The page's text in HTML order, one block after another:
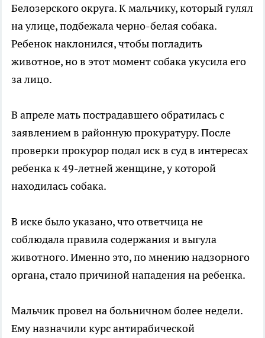
Белозерского округа. К мальчику, который гулял
на улице, подбежала черно-белая собака.
Ребенок наклонился, чтобы погладить
животное, но в этот момент собака укусила его
за лицо.
В апреле мать пострадавшего обратилась с
заявлением в районную прокуратуру. После
проверки прокурор подал иск в суд в интересах
ребенка к 49-летней женщине, у которой
находилась собака.
В иске было указано, что ответчица не
соблюдала правила содержания и выгула
животного. Именно это, по мнению надзорного
органа, стало причиной нападения на ребенка.
Мальчик провел на больничном более недели.
Ему назначили курс антирабической